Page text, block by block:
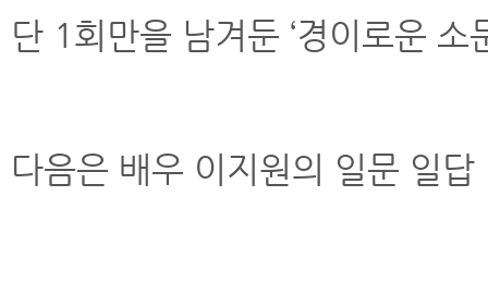
단 1회만을 남겨둔 ‘경이로운
다음은 배우 이지원의 일문 일답